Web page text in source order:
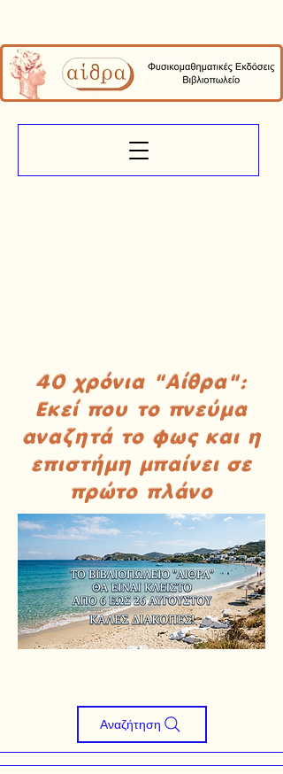
40 χρόνια "Αίθρα":
Εκεί που το πνεύμα
αναζητά το φως και η
επιστήμη μπαίνει σε
πρώτο πλάνο
Αναζήτηση